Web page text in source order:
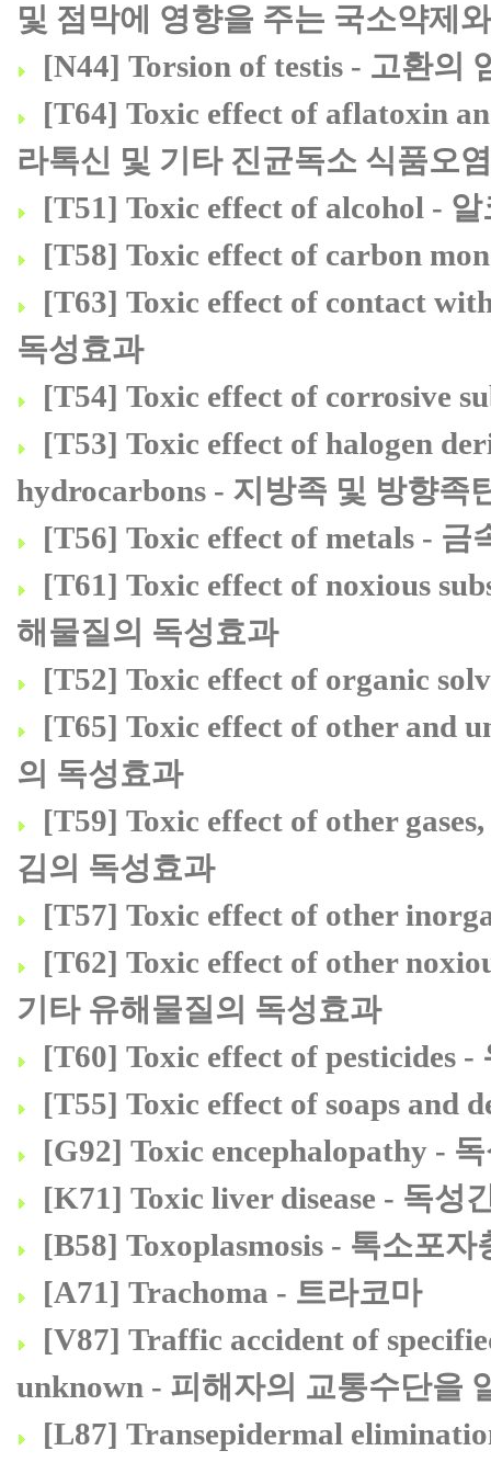
및 점막에 영향을 주는 국소약제
[N44] Torsion of testis - 고환의
[T64] Toxic effect of aflatoxin
라톡신 및 기타 진균독소 식품오
[T51] Toxic effect of alcohol -
[T58] Toxic effect of carbon
[T63] Toxic effect of contact
독성효과
[T54] Toxic effect of corrosive
[T53] Toxic effect of halogen
hydrocarbons - 지방족 및 방향족
[T56] Toxic effect of metals - 금
[T61] Toxic effect of noxious
해물질의 독성효과
[T52] Toxic effect of organic
[T65] Toxic effect of other and
의 독성효과
[T59] Toxic effect of other
김의 독성효과
[T57] Toxic effect of other
[T62] Toxic effect of other
기타 유해물질의 독성효과
[T60] Toxic effect of pesticides
[T55] Toxic effect of soaps and
[G92] Toxic encephalopathy -
[K71] Toxic liver disease - 독성
[B58] Toxoplasmosis - 톡소포자
[A71] Trachoma - 트라코마
[V87] Traffic accident of
unknown - 피해자의 교통수단을
[L87] Transepidermal